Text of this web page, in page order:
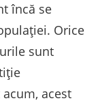
încă se
Orice
sunt
acest